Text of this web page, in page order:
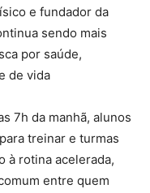
e fundador da
sendo mais
por saúde,
de vida
7h da manhã, alunos
treinar e turmas
à rotina acelerada,
entre quem